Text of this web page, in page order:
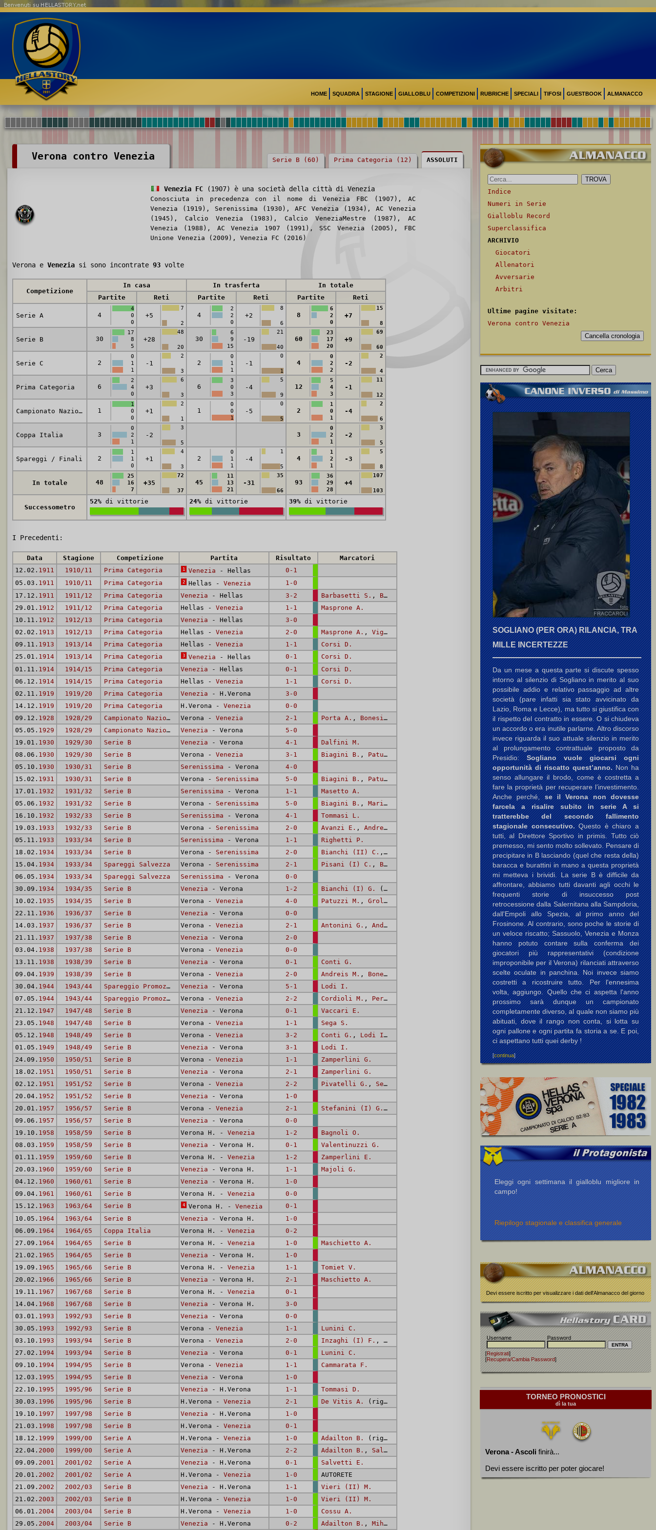
HOME SQUADRA STAGIONE GIALLOBLU COMPETIZIONI RUBRICHE SPECIALI TIFOSI GUESTBOOK ALMANACCO
Benvenuti su HELLASTORY.net
Verona contro Venezia Serie B (60) Prima Categoria (12) ASSOLUTI
Venezia FC (1907) è una società della città di Venezia
Conosciuta in precedenza con il nome di Venezia FBC (1907), AC
Venezia (1919), Serenissima (1930), AFC Venezia (1934), AC Venezia
(1945), Calcio Venezia (1983), Calcio VeneziaMestre (1987), AC
Venezia (1988), AC Venezia 1907 (1991), SSC Venezia (2005), FBC
Unione Venezia (2009), Venezia FC (2016)
Verona e Venezia si sono incontrate 93 volte
Competizione
In casa In trasferta
In totale
Partite
Reti Partite Reti Partite Reti
Serie A 4
4
0
0
+5
7
2
4
2
2
0
+2
8
6
8
6
2
0
+7
15
8
Serie B 30
17
8
5
+28
48
20
30
6
9
15
-19
21
40
60
23
17
20
+9
69
60
Serie C 2
0
1
1
-1
2
3
2
0
1
1
-1
0
1
4
0
2
2
-2
2
4
Prima Categoria 6
2
4
0
+3
6
3
6
3
0
3
-4
5
9
12
5
4
3
-1
11
12
Campionato Nazionale 1
1
0
0
+1
2
1
1
0
0
1
-5
0
5
2
1
0
1
-4
2
6
Coppa Italia 3
0
2
1
-2
3
5
3
0
2
1
-2
3
5
Spareggi / Finali 2
1
1
0
+1
4
3
2
0
1
1
-4
1
5
4
1
2
1
-3
5
8
In totale 48
25
16
7
+35
72
37
45
11
13
21
-31
35
66
93
36
29
28
+4
107
103
Successometro
52% di vittorie 24% di vittorie 39% di vittorie
I Precedenti:
Data Stagione Competizione Partita Risultato
Marcatori
12.02. 1911 1910/11 Prima Categoria 1 Venezia - Hellas
0-1
05.03. 1911 1910/11 Prima Categoria 2 Hellas - Venezia
1-0
17.12. 1911 1911/12 Prima Categoria Venezia - Hellas 3-2 Barbasetti S. , Bianchi G.
29.01. 1912 1911/12 Prima Categoria Hellas - Venezia 1-1
Masprone A.
10.11. 1912 1912/13 Prima Categoria Venezia - Hellas
3-0
02.02. 1913 1912/13 Prima Categoria Hellas - Venezia 2-0 Masprone A. , Vigevani (I) C.
09.11. 1913 1913/14 Prima Categoria Hellas - Venezia 1-1
Corsi D.
25.01. 1914 1913/14 Prima Categoria 3 Venezia - Hellas 0-1
Corsi D.
01.11. 1914 1914/15 Prima Categoria Venezia - Hellas 0-1
Corsi D.
06.12. 1914 1914/15 Prima Categoria Hellas - Venezia 1-1
Corsi D.
02.11. 1919 1919/20 Prima Categoria Venezia - H.Verona
3-0
14.12. 1919 1919/20 Prima Categoria H.Verona - Venezia
0-0
09.12. 1928 1928/29 Campionato Nazionale Verona - Venezia 2-1 Porta A. , Bonesini A.
05.05. 1929 1928/29 Campionato Nazionale Venezia - Verona
5-0
19.01. 1930 1929/30 Serie B Venezia - Verona 4-1
Dalfini M.
08.06. 1930 1929/30 Serie B Verona - Venezia 3-1 Biagini B. , Patuzzi M.
05.10. 1930 1930/31 Serie B Serenissima - Verona
4-0
15.02. 1931 1930/31 Serie B Verona - Serenissima 5-0 Biagini B. , Patuzzi M. Bonesini A.(2,1rig.)
17.01. 1932 1931/32 Serie B Serenissima - Verona 1-1
Masetto A.
05.06. 1932 1931/32 Serie B Verona - Serenissima 5-0 Biagini B. , Marini N.
16.10. 1932 1932/33 Serie B Serenissima - Verona 4-1
Tommasi L.
19.03. 1933 1932/33 Serie B Verona - Serenissima 2-0 Avanzi E. , Andreoli P.
05.11. 1933 1933/34 Serie B Serenissima - Verona 1-1
Righetti P.
18.02. 1934 1933/34 Serie B Verona - Serenissima 2-0 Bianchi (II) C. ,
15.04. 1934 1933/34 Spareggi Salvezza Verona - Serenissima 2-1 Pisani (I) C. , Bernardi L.
06.05. 1934 1933/34 Spareggi Salvezza Serenissima - Verona
0-0
30.09. 1934 1934/35 Serie B Venezia - Verona 1-2 Bianchi (I) G.
(2)
10.02. 1935 1934/35 Serie B Verona - Venezia 4-0 Patuzzi M. , Grolli E.
22.11. 1936 1936/37 Serie B Venezia - Verona
0-0
14.03. 1937 1936/37 Serie B Verona - Venezia 2-1 Antonini G. , Andreis M.
21.11. 1937 1937/38 Serie B Venezia - Verona
2-0
03.04. 1938 1937/38 Serie B Verona - Venezia
0-0
13.11. 1938 1938/39 Serie B Venezia - Verona 0-1
Conti G.
09.04. 1939 1938/39 Serie B Verona - Venezia 2-0 Andreis M. , Bonesini A.
30.04. 1944 1943/44 Spareggio Promozione Venezia - Verona 5-1
Lodi I.
07.05. 1944 1943/44 Spareggio Promozione Verona - Venezia 2-2 Cordioli M. , Pernigo F.
21.12. 1947 1947/48 Serie B Venezia - Verona 0-1
Vaccari E.
23.05. 1948 1947/48 Serie B Verona - Venezia 1-1
Sega S.
05.12. 1948 1948/49 Serie B Verona - Venezia 3-2 Conti G. , Lodi I.
01.05. 1949 1948/49 Serie B Venezia - Verona 3-1
Lodi I.
24.09. 1950 1950/51 Serie B Verona - Venezia 1-1
Zamperlini G.
18.02. 1951 1950/51 Serie B Venezia - Verona 2-1
Zamperlini G.
02.12. 1951 1951/52 Serie B Verona - Venezia 2-2 Pivatelli G. , Sega S.
20.04. 1952 1951/52 Serie B Venezia - Verona
1-0
20.01. 1957 1956/57 Serie B Verona - Venezia 2-1 Stefanini (I) G.
,
09.06. 1957 1956/57 Serie B Venezia - Verona
0-0
19.10. 1958 1958/59 Serie B Verona H. - Venezia 1-2
Bagnoli O.
08.03. 1959 1958/59 Serie B Venezia - Verona H. 0-1
Valentinuzzi G.
01.11. 1959 1959/60 Serie B Verona H. - Venezia 1-2
Zamperlini E.
20.03. 1960 1959/60 Serie B Venezia - Verona H. 1-1
Majoli G.
04.12. 1960 1960/61 Serie B Venezia - Verona H.
1-0
09.04. 1961 1960/61 Serie B Verona H. - Venezia
0-0
15.12. 1963 1963/64 Serie B 4 Verona H. - Venezia
0-1
10.05. 1964 1963/64 Serie B Venezia - Verona H.
1-0
06.09. 1964 1964/65 Coppa Italia Verona H. - Venezia
0-2
27.09. 1964 1964/65 Serie B Verona H. - Venezia 1-0
Maschietto A.
21.02. 1965 1964/65 Serie B Venezia - Verona H.
1-0
19.09. 1965 1965/66 Serie B Verona H. - Venezia 1-1
Tomiet V.
20.02. 1966 1965/66 Serie B Venezia - Verona H. 2-1
Maschietto A.
19.11. 1967 1967/68 Serie B Verona H. - Venezia
0-1
14.04. 1968 1967/68 Serie B Venezia - Verona H.
3-0
03.01. 1993 1992/93 Serie B Venezia - Verona
0-0
30.05. 1993 1992/93 Serie B Verona - Venezia 1-1
Lunini C.
03.10. 1993 1993/94 Serie B Verona - Venezia 2-0 Inzaghi (I) F. , Inzaghi (I) F.
27.02. 1994 1993/94 Serie B Venezia - Verona 0-1
Lunini C.
09.10. 1994 1994/95 Serie B Verona - Venezia 1-1
Cammarata F.
12.03. 1995 1994/95 Serie B Venezia - Verona
1-0
22.10. 1995 1995/96 Serie B Venezia - H.Verona 1-1
Tommasi D.
30.03. 1996 1995/96 Serie B H.Verona - Venezia 2-1 De Vitis A. (rig.),
19.10. 1997 1997/98 Serie B Venezia - H.Verona
1-0
21.03. 1998 1997/98 Serie B H.Verona - Venezia
0-1
18.12. 1999 1999/00 Serie A H.Verona - Venezia 1-0 Adailton B.
(rig.)
22.04. 2000 1999/00 Serie A Venezia - H.Verona 2-2 Adailton B. , Salvetti E.
09.09. 2001 2001/02 Serie A Venezia - H.Verona 0-1
Salvetti E.
20.01. 2002 2001/02 Serie A H.Verona - Venezia 1-0
AUTORETE
21.09. 2002 2002/03 Serie B Venezia - H.Verona 1-1
Vieri (II) M.
21.02. 2003 2002/03 Serie B H.Verona - Venezia 1-0
Vieri (II) M.
06.01. 2004 2003/04 Serie B H.Verona - Venezia 1-0
Cossu A.
29.05. 2004 2003/04 Serie B Venezia - H.Verona 0-2 Adailton B. , Mihalcea A.
Indice
Numeri in Serie
Gialloblu Record
Superclassifica
ARCHIVIO
Giocatori
Allenatori
Avversarie
Arbitri
Ultime pagine visitate:
Verona contro Venezia
SOGLIANO (PER ORA) RILANCIA, TRA
MILLE INCERTEZZE
Da un mese a questa parte si discute spesso
intorno al silenzio di Sogliano in merito al suo
possibile addio e relativo passaggio ad altre
società (pare infatti sia stato avvicinato da
Lazio, Roma e Lecce), ma tutto si giustifica con
il rispetto del contratto in essere. O si chiudeva
un accordo o era inutile parlarne. Altro discorso
invece riguarda il suo attuale silenzio in merito
al prolungamento contrattuale proposto da
Presidio:Sogliano vuole giocarsi ogni
opportunità di riscatto quest’anno.Non ha
senso allungare il brodo, come è costretta a
fare la proprietà per recuperare l’investimento.
Anche perché,se il Verona non dovesse
farcela a risalire subito in serie A si
tratterebbe del secondo fallimento
stagionale consecutivo.Questo è chiaro a
tutti, al Direttore Sportivo in primis. Tutto ciò
premesso, mi sento molto sollevato. Pensare di
precipitare in B lasciando (quel che resta della)
baracca e burattini in mano a questa proprietà
mi metteva i brividi. La serie B è difficile da
affrontare, abbiamo tutti davanti agli occhi le
frequenti storie di insuccesso post
retrocessione dalla Salernitana alla Sampdoria,
dall'Empoli allo Spezia, al primo anno del
Frosinone. Al contrario, sono poche le storie di
un veloce riscatto; Sassuolo, Venezia e Monza
hanno potuto contare sulla conferma dei
giocatori più rappresentativi (condizione
improponibile per il Verona) rilanciati attraverso
scelte oculate in panchina. Noi invece siamo
costretti a ricostruire tutto. Per l'ennesima
volta, aggiungo. Quello che ci aspetta l'anno
prossimo sarà dunque un campionato
completamente diverso, al quale non siamo più
abituati, dove il rango non conta, si lotta su
ogni pallone e ogni partita fa storia a se. E poi,
ci aspettano tutti quei derby !
[continua]
Eleggi ogni settimana il gialloblu migliore in
campo!
Riepilogo stagionale e classifica generale
Devi essere iscritto per visualizzare i dati dell'Almanacco del giorno
Username Password
[Registrati]
[Recupera/Cambia Password]
TORNEO PRONOSTICI
dì la tua
Verona - Ascoli finirà...
Devi essere iscritto per poter giocare!